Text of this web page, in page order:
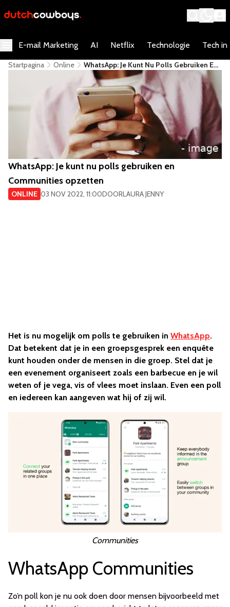
E-mail Marketing AI Netflix Technologie Tech in
Startpagina Online
​WhatsApp: Je Kunt Nu Polls Gebruiken En
Communities Opzetten
​WhatsApp: Je kunt nu polls gebruiken en
Communities opzetten
ONLINE 03 NOV 2022, 11:00DOORLAURA JENNY
Het is nu mogelijk om polls te gebruiken in WhatsApp.
Dat betekent dat je in een groepsgesprek een enquête
kunt houden onder de mensen in die groep. Stel dat je
een evenement organiseert zoals een barbecue en je wil
weten of je vega, vis of vlees moet inslaan. Even een poll
en iedereen kan aangeven wat hij of zij wil.
Communities
WhatsApp Communities
Zo’n poll kon je nu ook doen door mensen bijvoorbeeld met